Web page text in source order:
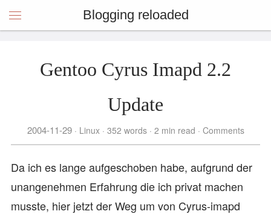
Blogging reloaded
Gentoo Cyrus Imapd 2.2
Update
2004-11-29 Linux 352 words 2 min read Comments
Da ich es lange aufgeschoben habe, aufgrund der
unangenehmen Erfahrung die ich privat machen
musste, hier jetzt der Weg um von Cyrus-imapd